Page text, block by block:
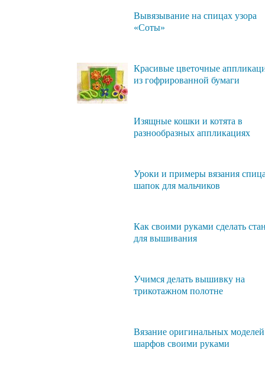
Вывязывание на спицах узора
«Соты»
Красивые цветочные
из гофрированной бумаги
Изящные кошки и котята в
разнообразных аппликациях
Уроки и примеры вязания
шапок для мальчиков
Как своими руками сделать
для вышивания
Учимся делать вышивку на
трикотажном полотне
Вязание оригинальных моделей
шарфов своими руками